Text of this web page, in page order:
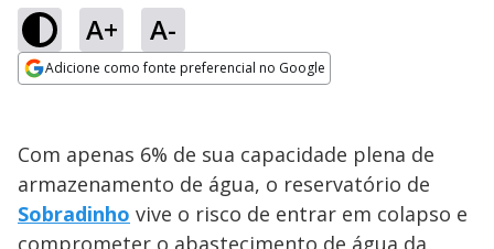
A+ A-
Adicione como fonte preferencial no Google
Com apenas 6% de sua capacidade plena de
armazenamento de água, o reservatório de
Sobradinho vive o risco de entrar em colapso e
comprometer o abastecimento de água da